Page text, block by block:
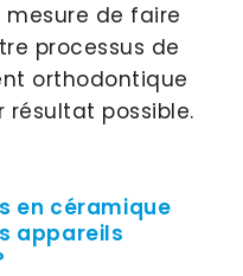
mesure de faire
processus de
orthodontique
résultat possible.
en céramique
appareils